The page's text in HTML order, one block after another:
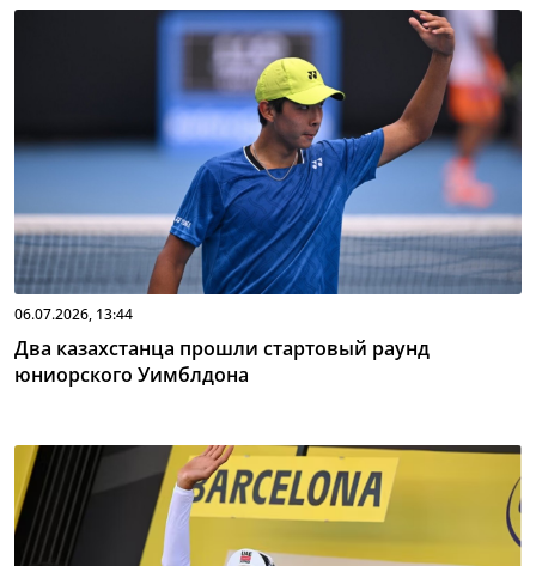
06.07.2026, 13:44
Два казахстанца прошли стартовый раунд
юниорского Уимблдона